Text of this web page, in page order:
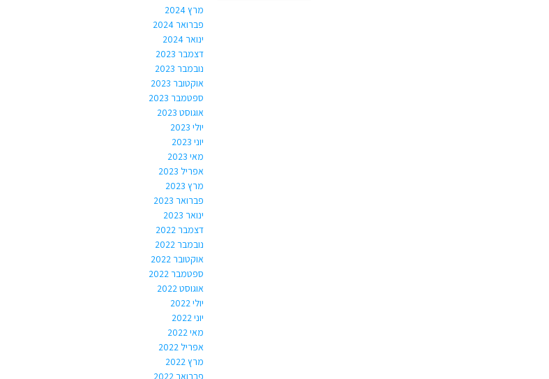
מרץ 2024
פברואר 2024
ינואר 2024
דצמבר 2023
נובמבר 2023
אוקטובר 2023
ספטמבר 2023
אוגוסט 2023
יולי 2023
יוני 2023
מאי 2023
אפריל 2023
מרץ 2023
פברואר 2023
ינואר 2023
דצמבר 2022
נובמבר 2022
אוקטובר 2022
ספטמבר 2022
אוגוסט 2022
יולי 2022
יוני 2022
מאי 2022
אפריל 2022
מרץ 2022
פברואר 2022